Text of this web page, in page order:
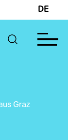
DE
Graz